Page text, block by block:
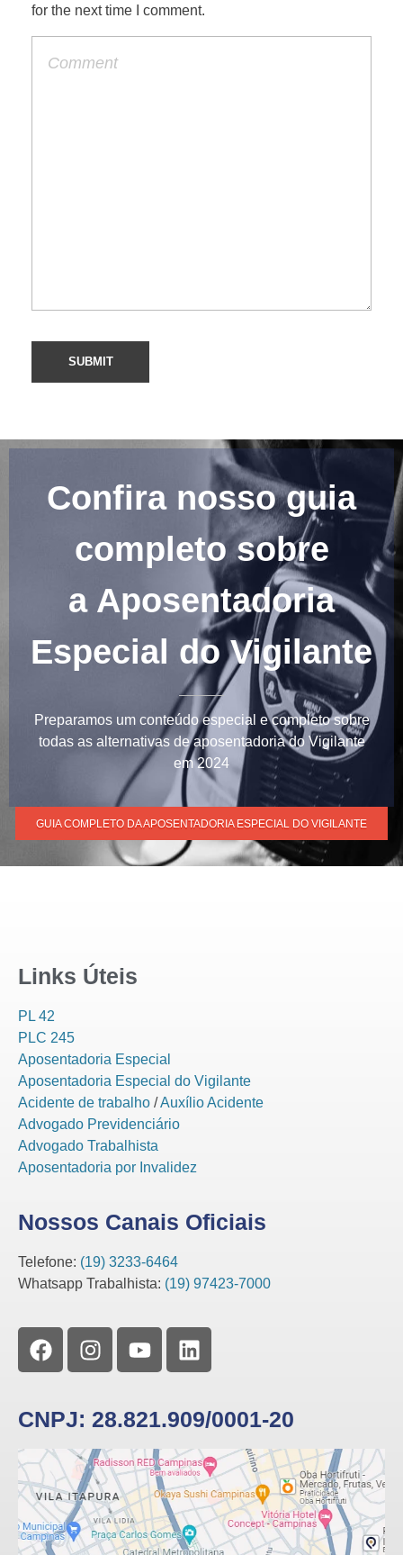
for the next time I comment.
Confira nosso guia
completo sobre
a Aposentadoria
Especial do Vigilante
Preparamos um conteúdo especial e completo sobre
todas as alternativas de aposentadoria do Vigilante
em 2024
GUIA COMPLETO DA APOSENTADORIA ESPECIAL DO VIGILANTE
Links Úteis
PL 42
PLC 245
Aposentadoria Especial
Aposentadoria Especial do Vigilante
Acidente de trabalho /Auxílio Acidente
Advogado Previdenciário
Advogado Trabalhista
Aposentadoria por Invalidez
Nossos Canais Oficiais
Telefone: (19) 3233-6464
Whatsapp Trabalhista: (19) 97423-7000
CNPJ: 28.821.909/0001-20